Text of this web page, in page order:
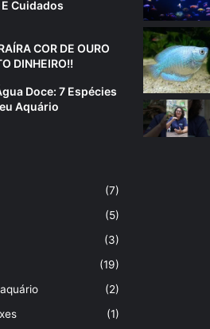
Cuidados
COR DE OURO
DINHEIRO!!
Doce: 7 Espécies
Aquário
(7)
(5)
(3)
(19)
(2)
(1)